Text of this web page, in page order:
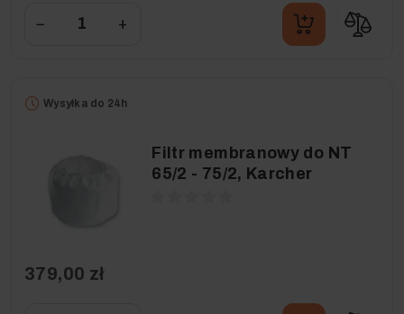
− +
Wysyłka do 24h
Filtr membranowy do NT
65/2 - 75/2, Karcher
379,00 zł